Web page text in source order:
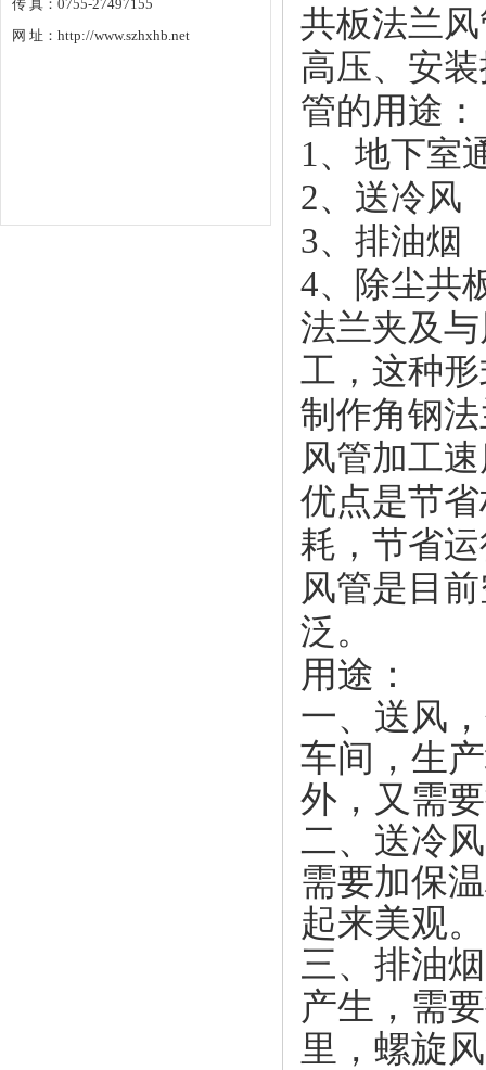
传 真：0755-27497155
网 址：http://www.szhxhb.net
共板法兰
高压、安
管的用途：
1、地下室
2、送冷风
3、排油烟
4、除尘共
法兰夹及
工，这种
制作角钢
风管加工
优点是节
耗，节省
风管是目
泛。
用途：
一、送风
车间，生
外，又需
二、送冷
需要加保
起来美观。
三、排油
产生，需
里，螺旋